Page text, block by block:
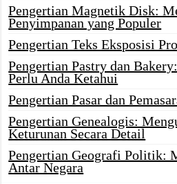
Pengertian Magnetik Disk:
Penyimpanan yang Populer
Pengertian Teks Eksposisi
Pengertian Pastry dan
Perlu Anda Ketahui
Pengertian Pasar dan
Pengertian Genealogis:
Keturunan Secara Detail
Pengertian Geografi Politik:
Antar Negara